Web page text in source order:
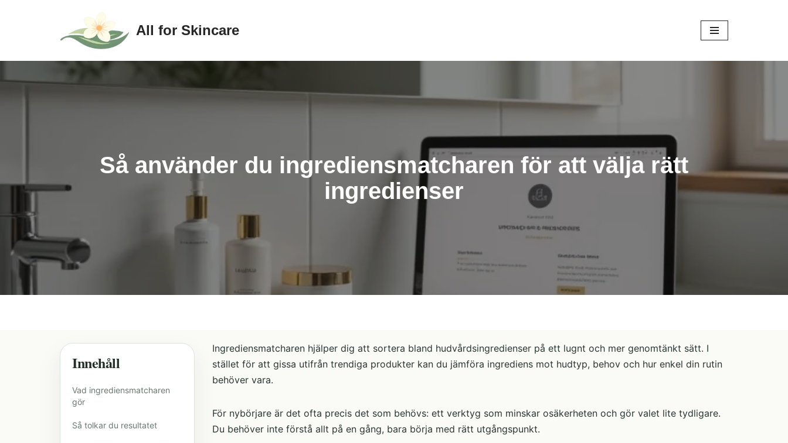
innehåll
All for Skincare
Så använder du ingrediensmatcharen för att välja rätt
ingredienser
Innehåll
Vad ingrediensmatcharen
gör
Så tolkar du resultatet
Ingrediensmatcharen hjälper dig att sortera bland hudvårdsingredienser på ett lugnt och mer genomtänkt sätt. I
stället för att gissa utifrån trendiga produkter kan du jämföra ingrediens mot hudtyp, behov och hur enkel din rutin
behöver vara.
För nybörjare är det ofta precis det som behövs: ett verktyg som minskar osäkerheten och gör valet lite tydligare.
Du behöver inte förstå allt på en gång, bara börja med rätt utgångspunkt.